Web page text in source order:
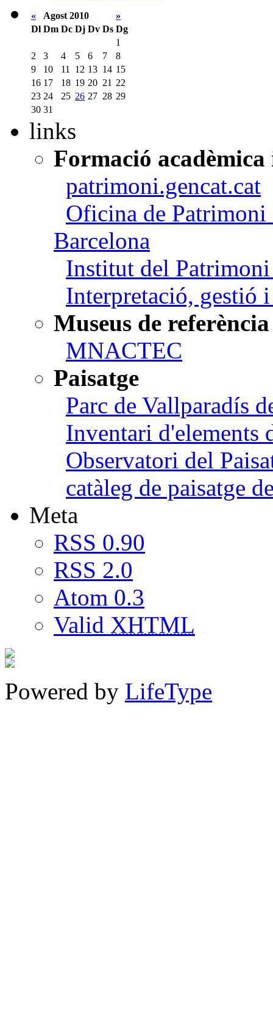
« Agost 2010
»
Dl Dm Dc Dj Dv Ds Dg
1
2
3 4 5 6 7
8
9
10 11 12 13 14 15
16 17 18 19 20 21 22
23 24 25 26 27 28 29
30 31
links
Formació
patrimoni.gencat.cat
Oficina de
Barcelona
Institut del
Interpretació, gestió
Museus de referència
MNACTEC
Paisatge
Parc de Vallparadís
Inventari d'elements
Observatori del
catàleg de paisatge
Meta
RSS 0.90
RSS 2.0
Atom 0.3
Valid XHTML
Powered by LifeType